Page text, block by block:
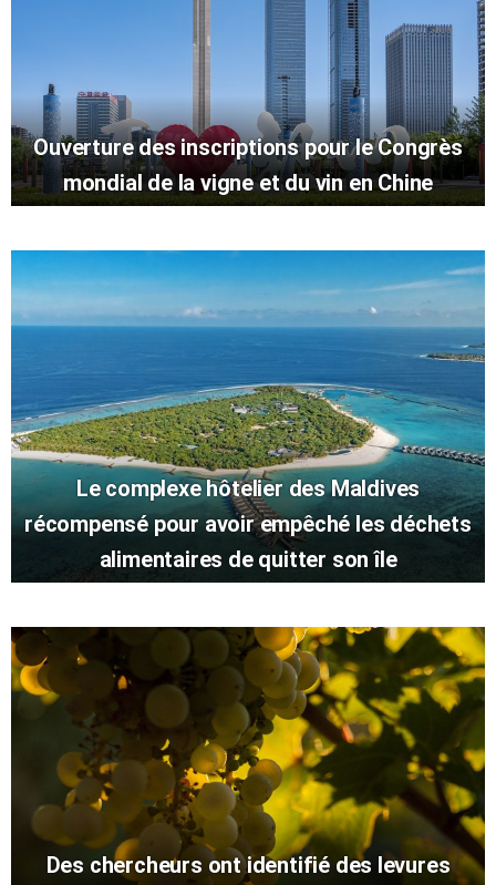
Ouverture des inscriptions pour le Congrès
mondial de la vigne et du vin en Chine
Le complexe hôtelier des Maldives
récompensé pour avoir empêché les déchets
alimentaires de quitter son île
Des chercheurs ont identifié des levures